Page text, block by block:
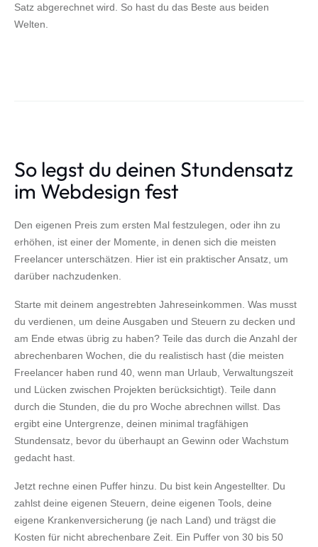
Satz abgerechnet wird. So hast du das Beste aus beiden
Welten.
So legst du deinen Stundensatz
im Webdesign fest
Den eigenen Preis zum ersten Mal festzulegen, oder ihn zu
erhöhen, ist einer der Momente, in denen sich die meisten
Freelancer unterschätzen. Hier ist ein praktischer Ansatz, um
darüber nachzudenken.
Starte mit deinem angestrebten Jahreseinkommen. Was musst
du verdienen, um deine Ausgaben und Steuern zu decken und
am Ende etwas übrig zu haben? Teile das durch die Anzahl der
abrechenbaren Wochen, die du realistisch hast (die meisten
Freelancer haben rund 40, wenn man Urlaub, Verwaltungszeit
und Lücken zwischen Projekten berücksichtigt). Teile dann
durch die Stunden, die du pro Woche abrechnen willst. Das
ergibt eine Untergrenze, deinen minimal tragfähigen
Stundensatz, bevor du überhaupt an Gewinn oder Wachstum
gedacht hast.
Jetzt rechne einen Puffer hinzu. Du bist kein Angestellter. Du
zahlst deine eigenen Steuern, deine eigenen Tools, deine
eigene Krankenversicherung (je nach Land) und trägst die
Kosten für nicht abrechenbare Zeit. Ein Puffer von 30 bis 50